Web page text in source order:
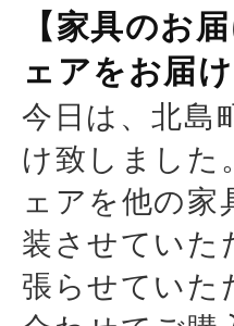
【家具のお
ェアをお届
今日は、北島
け致しまし
ェアを他の
装させていた
張らせていた